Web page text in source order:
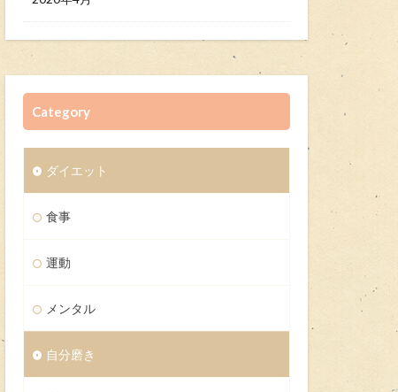
Category
ダイエット
食事
運動
メンタル
自分磨き